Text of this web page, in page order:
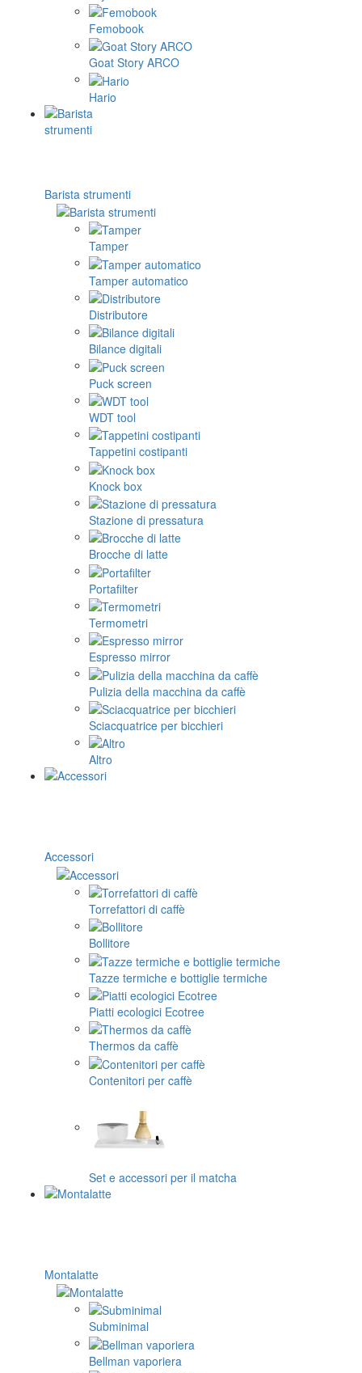
Femobook
Goat Story ARCO
Hario
Barista strumenti
Tamper
Tamper automatico
Distributore
Bilance digitali
Puck screen
WDT tool
Tappetini costipanti
Knock box
Stazione di pressatura
Brocche di latte
Portafilter
Termometri
Espresso mirror
Pulizia della macchina da caffè
Sciacquatrice per bicchieri
Altro
Accessori
Torrefattori di caffè
Bollitore
Tazze termiche e bottiglie termiche
Piatti ecologici Ecotree
Thermos da caffè
Contenitori per caffè
Set e accessori per il matcha
Montalatte
Subminimal
Bellman vaporiera